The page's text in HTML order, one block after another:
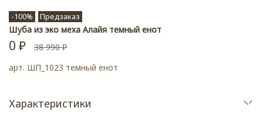
-100% Предзаказ
Шуба из эко меха Алайя темный енот
арт. ШП_1023 темный енот
0 ₽ 38 990 ₽
Характеристики